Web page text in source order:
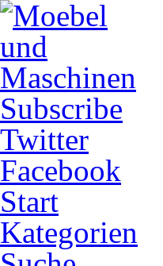
Subscribe
Twitter
Facebook
Start
Kategorien